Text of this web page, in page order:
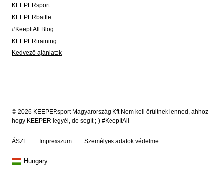
KEEPERsport
KEEPERbattle
#KeepItAll Blog
KEEPERtraining
Kedvező ajánlatok
© 2026 KEEPERsport Magyarország Kft Nem kell őrültnek lenned, ahhoz
hogy KEEPER legyél, de segít ;-) #KeepItAll
ÁSZF Impresszum Személyes adatok védelme
Hungary